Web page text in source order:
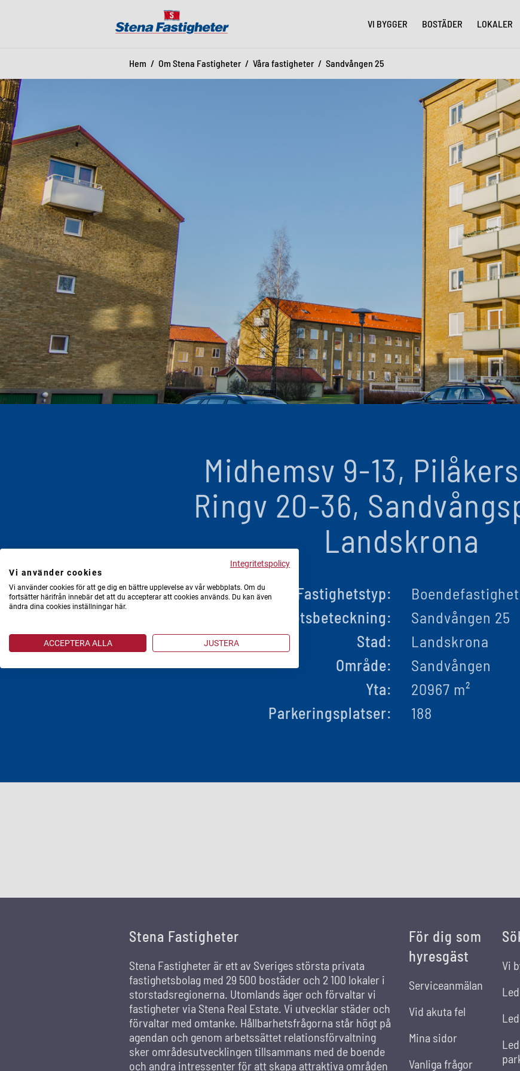
VI BYGGER BOSTÄDER LOKALER
Hem Om Stena Fastigheter Våra fastigheter Sandvången 25
Midhemsv 9-13,
Ringv 20-36,
Landskrona
Fastighetstyp:
Boendefastighet
Fastighetsbeteckning:
Sandvången 25
Stad:
Landskrona
Område:
Sandvången
Yta:
20967 m²
Parkeringsplatser:
188
Stena Fastigheter
Stena Fastigheter är ett av Sveriges största privata
fastighetsbolag med 29 500 bostäder och 2 100 lokaler i
storstadsregionerna. Utomlands äger och förvaltar vi
fastigheter via Stena Real Estate. Vi utvecklar städer och
förvaltar med omtanke. Hållbarhetsfrågorna står högt på
agendan och genom arbetssättet relationsförvaltning
sker områdesutvecklingen tillsammans med de boende
och andra intressenter för att skapa attraktiva områden
För dig som
hyresgäst
Serviceanmälan
Vid akuta fel
Mina sidor
Vanliga frågor
Vi
Integritetspolicy
Vi använder cookies
Vi använder cookies för att ge dig en bättre upplevelse av vår webbplats. Om du
fortsätter härifrån innebär det att du accepterar att cookies används. Du kan även
ändra dina cookies inställningar här.
ACCEPTERA ALLA JUSTERA